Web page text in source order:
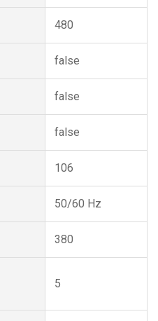
480
false
false
false
106
50/60 Hz
380
5